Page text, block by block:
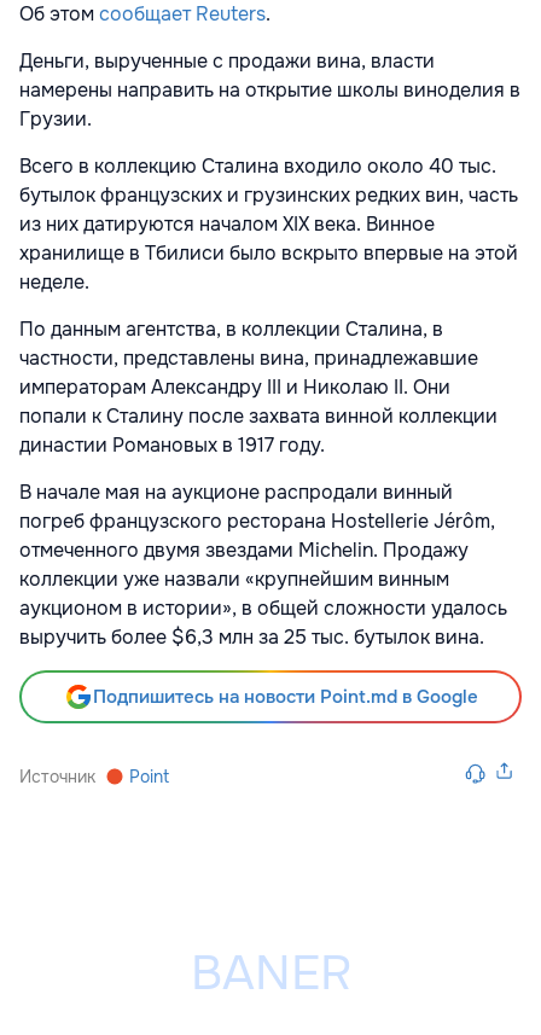
Об этомсообщает Reuters.
Деньги, вырученные с продажи вина, власти
намерены направить на открытие школы виноделия в
Грузии.
Всего в коллекцию Сталина входило около 40 тыс.
бутылок французских и грузинских редких вин, часть
из них датируются началом XIX века. Винное
хранилище в Тбилиси было вскрыто впервые на этой
неделе.
По данным агентства, в коллекции Сталина, в
частности, представлены вина, принадлежавшие
императорам Александру III и Николаю II. Они
попали к Сталину после захвата винной коллекции
династии Романовых в 1917 году.
В начале мая на аукционе распродали винный
погреб французского ресторана Hostellerie Jérôm,
отмеченного двумя звездами Michelin. Продажу
коллекции уже назвали «крупнейшим винным
аукционом в истории», в общей сложности удалось
выручить более $6,3 млн за 25 тыс. бутылок вина.
Подпишитесь на новости Point.md в Google
Источник Point